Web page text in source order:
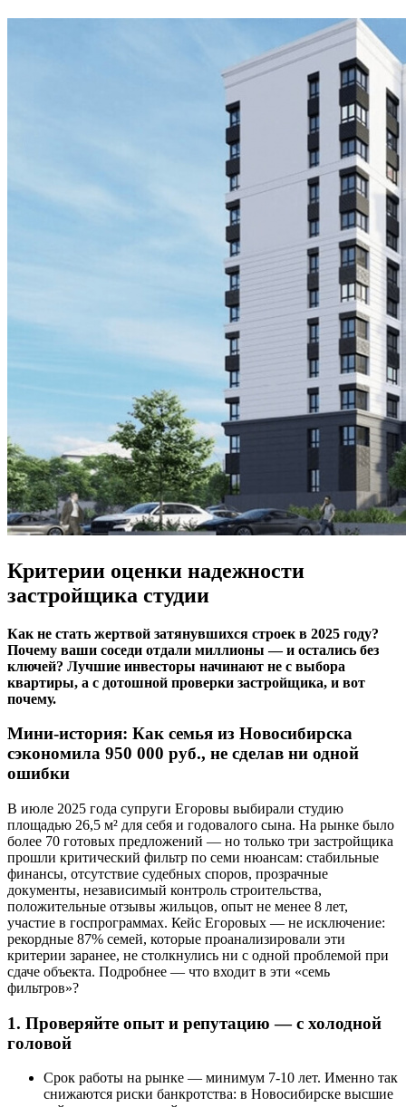
Критерии оценки надежности
застройщика студии
Как не стать жертвой затянувшихся строек в 2025 году?
Почему ваши соседи отдали миллионы — и остались без
ключей? Лучшие инвесторы начинают не с выбора
квартиры, а с дотошной проверки застройщика, и вот
почему.
Мини-история: Как семья из Новосибирска
сэкономила 950 000 руб., не сделав ни одной
ошибки
В июле 2025 года супруги Егоровы выбирали студию
площадью 26,5 м² для себя и годовалого сына. На рынке было
более 70 готовых предложений — но только три застройщика
прошли критический фильтр по семи нюансам: стабильные
финансы, отсутствие судебных споров, прозрачные
документы, независимый контроль строительства,
положительные отзывы жильцов, опыт не менее 8 лет,
участие в госпрограммах. Кейс Егоровых — не исключение:
рекордные 87% семей, которые проанализировали эти
критерии заранее, не столкнулись ни с одной проблемой при
сдаче объекта. Подробнее — что входит в эти «семь
фильтров»?
1. Проверяйте опыт и репутацию — с холодной
головой
Срок работы на рынке — минимум 7-10 лет. Именно так
снижаются риски банкротства: в Новосибирске высшие